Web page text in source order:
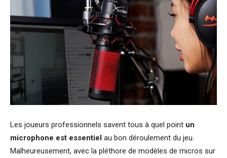
Les joueurs professionnels savent tous à quel point un
microphone est essentiel au bon déroulement du jeu.
Malheureusement, avec la pléthore de modèles de micros sur